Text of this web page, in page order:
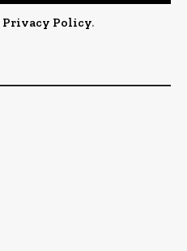
Privacy Policy.